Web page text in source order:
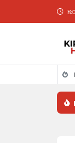
Dedektör 360 ile Yer